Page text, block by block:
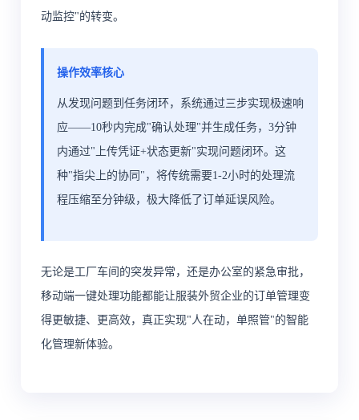
动监控"的转变。
操作效率核心
从发现问题到任务闭环，系统通过三步实现极速响
应——10秒内完成"确认处理"并生成任务，3分钟
内通过"上传凭证+状态更新"实现问题闭环。这
种"指尖上的协同"，将传统需要1-2小时的处理流
程压缩至分钟级，极大降低了订单延误风险。
无论是工厂车间的突发异常，还是办公室的紧急审批，
移动端一键处理功能都能让服装外贸企业的订单管理变
得更敏捷、更高效，真正实现"人在动，单照管"的智能
化管理新体验。